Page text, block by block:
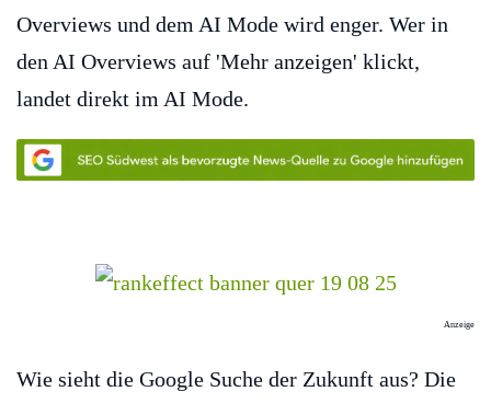
Overviews und dem AI Mode wird enger. Wer in
den AI Overviews auf 'Mehr anzeigen' klickt,
landet direkt im AI Mode.
Anzeige
Wie sieht die Google Suche der Zukunft aus? Die